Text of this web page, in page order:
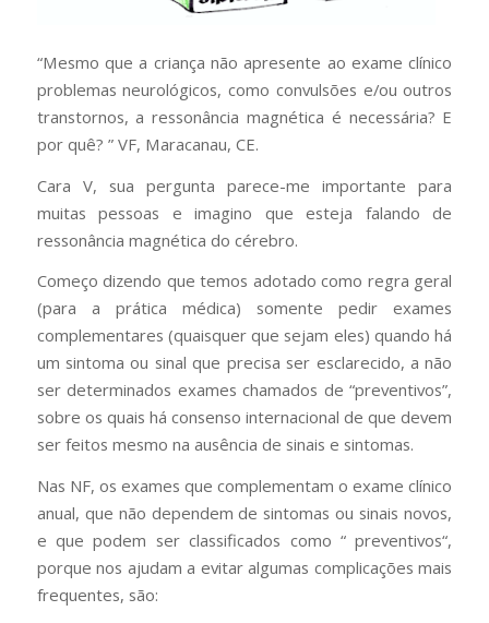
“Mesmo que a criança não apresente ao exame clínico
problemas neurológicos, como convulsões e/ou outros
transtornos, a ressonância magnética é necessária? E
por quê? ” VF, Maracanau, CE.
Cara V, sua pergunta parece-me importante para
muitas pessoas e imagino que esteja falando de
ressonância magnética do cérebro.
Começo dizendo que temos adotado como regra geral
(para a prática médica) somente pedir exames
complementares (quaisquer que sejam eles) quando há
um sintoma ou sinal que precisa ser esclarecido, a não
ser determinados exames chamados de “preventivos”,
sobre os quais há consenso internacional de que devem
ser feitos mesmo na ausência de sinais e sintomas.
Nas NF, os exames que complementam o exame clínico
anual, que não dependem de sintomas ou sinais novos,
e que podem ser classificados como “ preventivos“,
porque nos ajudam a evitar algumas complicações mais
frequentes, são: